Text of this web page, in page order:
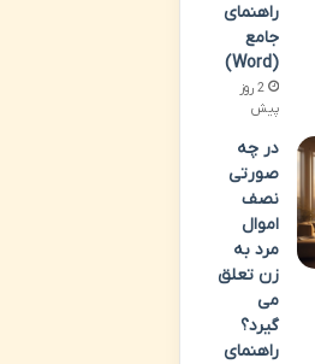
راهنمای
جامع
(Word)
2 روز
پیش
در چه
صورتی
نصف
اموال
مرد به
زن تعلق
می
گیرد؟
راهنمای